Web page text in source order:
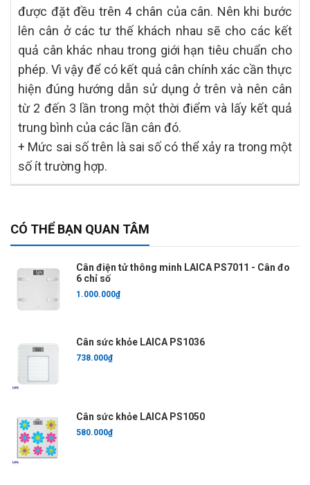
được đặt đều trên 4 chân của cân. Nên khi bước
lên cân ở các tư thế khách nhau sẽ cho các kết
quả cân khác nhau trong giới hạn tiêu chuẩn cho
phép. Vì vậy để có kết quả cân chính xác cần thực
hiện đúng hướng dẫn sử dụng ở trên và nên cân
từ 2 đến 3 lần trong một thời điểm và lấy kết quả
trung bình của các lần cân đó.
+ Mức sai số trên là sai số có thể xảy ra trong một
số ít trường hợp.
CÓ THỂ BẠN QUAN TÂM
Cân điện tử thông minh LAICA PS7011 - Cân đo
6 chỉ số
1.000.000₫
Cân sức khỏe LAICA PS1036
738.000₫
Cân sức khỏe LAICA PS1050
580.000₫